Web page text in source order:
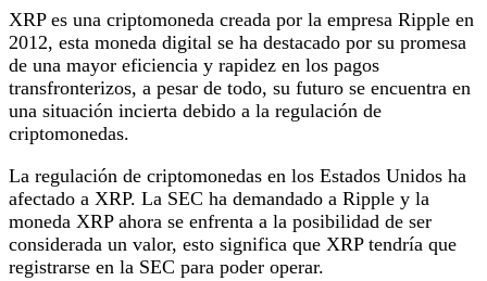
XRP es una criptomoneda creada por la empresa Ripple en
2012, esta moneda digital se ha destacado por su promesa
de una mayor eficiencia y rapidez en los pagos
transfronterizos, a pesar de todo, su futuro se encuentra en
una situación incierta debido a la regulación de
criptomonedas.
La regulación de criptomonedas en los Estados Unidos ha
afectado a XRP. La SEC ha demandado a Ripple y la
moneda XRP ahora se enfrenta a la posibilidad de ser
considerada un valor, esto significa que XRP tendría que
registrarse en la SEC para poder operar.